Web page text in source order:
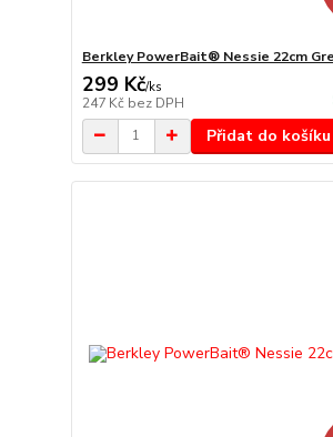
Berkley PowerBait® Nessie 22cm
299 Kč/ks
247 Kč bez DPH
Přidat do košíku